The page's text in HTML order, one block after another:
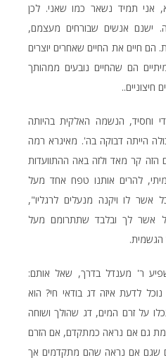
אני תמיד נשאר כמו שאני. לכן
ישנם אנשים שבורחים מעצמם,
חיים את החיים שאחרים יוצרים
הם שהחיים נובעים ממהותך
וחסיד, הנשמה האלקית בהיותה
הייתה דבוקה בה'. מאיגרא רמה
הזה קר מאד ולזה באה ההתוועדות
להרים אותנו טפח אחד מעל
אשר לו ויקנה מנעלים לרגליו",
אשר לך ובלבד שתתרומם מעל
ר' מענדל בדרך, שאל אותם:
לדעת איזה דג בודאי חי? הוא
על זרם המים, דג שהולך ושוחה
מת גם אם נראה כמתקדם, אם הזרם
שגם אם נראה שהם מתקדמים אך